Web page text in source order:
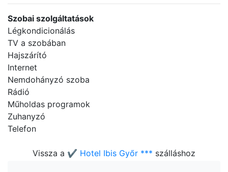
Szobai szolgáltatások
Légkondicionálás
TV a szobában
Hajszárító
Internet
Nemdohányzó szoba
Rádió
Műholdas programok
Zuhanyzó
Telefon
Vissza a ✔️ Hotel Ibis Győr *** szálláshoz